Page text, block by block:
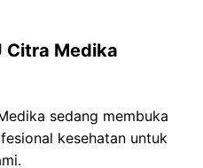
Citra Medika
sedang membuka
kesehatan untuk